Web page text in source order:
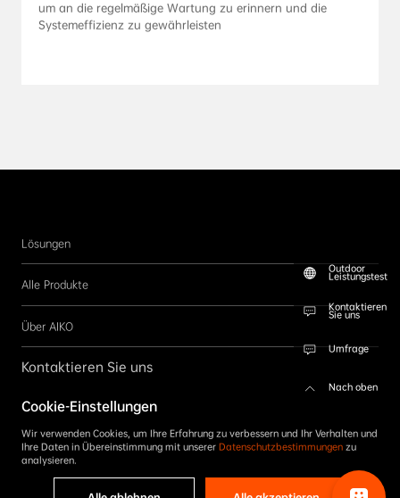
um an die regelmäßige Wartung zu erinnern und die
Systemeffizienz zu gewährleisten
Lösungen
Alle Produkte
Über AIKO
Kontaktieren Sie uns
Folgen Sie uns
ABONNIEREN
Copyright © 2026 AIKO, Alle Rechte vorbehalten.
Cookie-Einstellungen
Wir verwenden Cookies, um Ihre Erfahrung zu verbessern und Ihr Verhalten und
Ihre Daten in Übereinstimmung mit unserer Datenschutzbestimmungenzu
analysieren.
Outdoor
Leistungstest
Kontaktieren
Sie uns
Umfrage
Nach oben